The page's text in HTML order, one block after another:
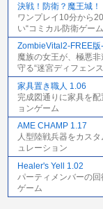
決戦！防衛？魔王城！
ワンプレイ10分から
い“コミカル防衛ゲー
ZombieVital2-FREE版
魔族の女王が、極悪
守る“迷宮ディフェン
家具置き職人 1.06
完成図通りに家具を
ョンゲーム
AME CHAMP 1.17
人型陸戦兵器をカス
ュレーション
Healer's Yell 1.02
パーティメンバーの
ゲーム